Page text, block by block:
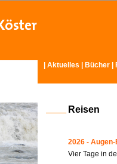
Aktuelles Bücher
Reisen
2026 -
Vier Tage in